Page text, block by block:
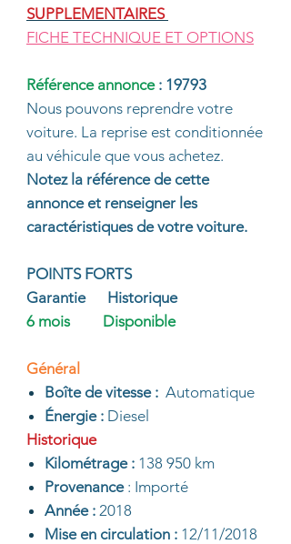
SUPPLEMENTAIRES
FICHE TECHNIQUE ET OPTIONS
Référence annonce : 19793
Nous pouvons reprendre votre
voiture. La reprise est conditionnée
au véhicule que vous achetez.
Notez la référence de cette
annonce et renseigner les
caractéristiques de votre voiture.
POINTS FORTS
Garantie Historique
6 mois Disponible
Général
Boîte de vitesse : Automatique
Énergie : Diesel
Historique
Kilométrage : 138 950 km
Provenance: Importé
Année : 2018
Mise en circulation : 12/11/2018